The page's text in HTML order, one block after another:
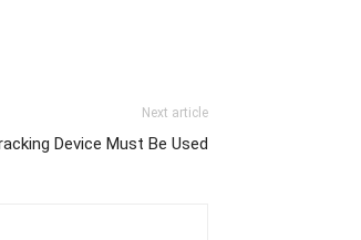
Next article
Device Must Be Used